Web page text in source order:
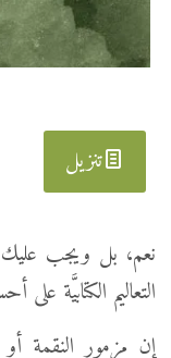
تنزيل
نعم، بل ويجب عليك
التعاليم الكتابيَّة